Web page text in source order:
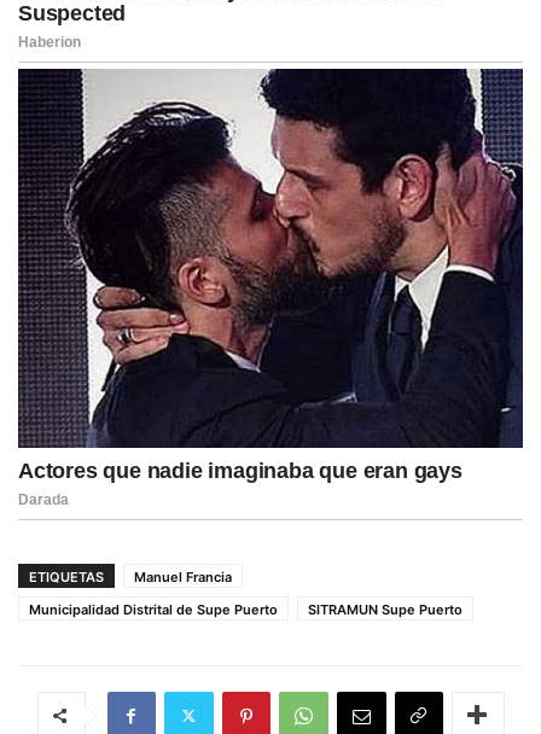
ETIQUETAS
Manuel Francia
Municipalidad Distrital de Supe Puerto
SITRAMUN Supe Puerto